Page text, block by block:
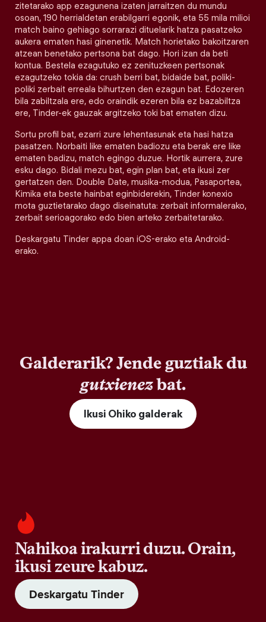
zitetarako app ezagunena izaten jarraitzen du mundu
osoan, 190 herrialdetan erabilgarri egonik, eta 55 mila milioi
match baino gehiago sorrarazi dituelarik hatza pasatzeko
aukera ematen hasi ginenetik. Match horietako bakoitzaren
atzean benetako pertsona bat dago. Hori izan da beti
kontua. Bestela ezagutuko ez zenituzkeen pertsonak
ezagutzeko tokia da: crush berri bat, bidaide bat, poliki-
poliki zerbait erreala bihurtzen den ezagun bat. Edozeren
bila zabiltzala ere, edo oraindik ezeren bila ez bazabiltza
ere, Tinder-ek gauzak argitzeko toki bat ematen dizu.
Sortu profil bat, ezarri zure lehentasunak eta hasi hatza
pasatzen. Norbaiti like ematen badiozu eta berak ere like
ematen badizu, match egingo duzue. Hortik aurrera, zure
esku dago. Bidali mezu bat, egin plan bat, eta ikusi zer
gertatzen den. Double Date, musika-modua, Pasaportea,
Kimika eta beste hainbat eginbiderekin, Tinder konexio
mota guztietarako dago diseinatuta: zerbait informalerako,
zerbait serioagorako edo bien arteko zerbaitetarako.
Deskargatu Tinder appa doan iOS-erako eta Android-
erako.
Galderarik? Jende guztiak du
gutxienezbat.
Ikusi Ohiko galderak
Nahikoa irakurri duzu. Orain,
ikusi zeure kabuz.
Deskargatu Tinder